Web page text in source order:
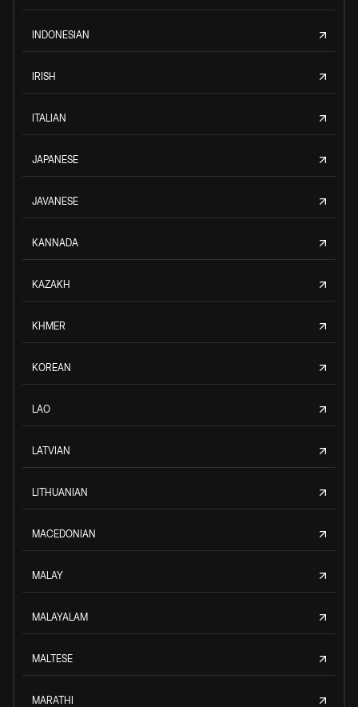
INDONESIAN
IRISH
ITALIAN
JAPANESE
JAVANESE
KANNADA
KAZAKH
KHMER
KOREAN
LAO
LATVIAN
LITHUANIAN
MACEDONIAN
MALAY
MALAYALAM
MALTESE
MARATHI